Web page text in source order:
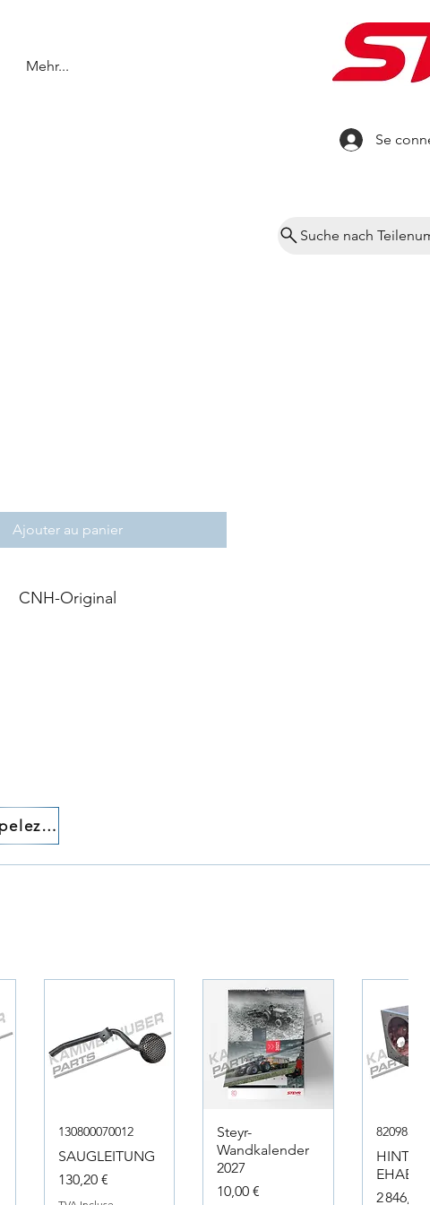
Mehr...
Se
Ajouter au panier
CNH-Original
Suche nach
Appelez-nous!
130800070012
SAUGLEITUNG
Prix
130,20 €
Steyr-
Wandkalender
2027
Prix
10,00 €
Prix
2 846,40